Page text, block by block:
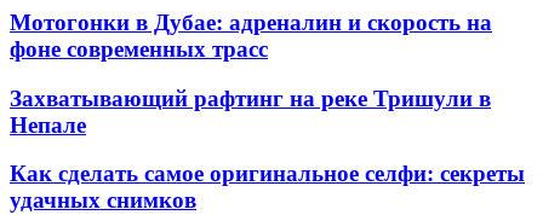
Мотогонки в Дубае: адреналин и скорость на
фоне современных трасс
Захватывающий рафтинг на реке Тришули в
Непале
Как сделать самое оригинальное селфи: секреты
удачных снимков